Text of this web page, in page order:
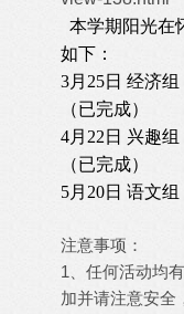
本学期阳光在
如下：
3月25日 经济组
（已完成）
4月22日 兴趣组
（已完成）
5月20日 语文组
注意事项：
1、任何活动均
加并请注意安全